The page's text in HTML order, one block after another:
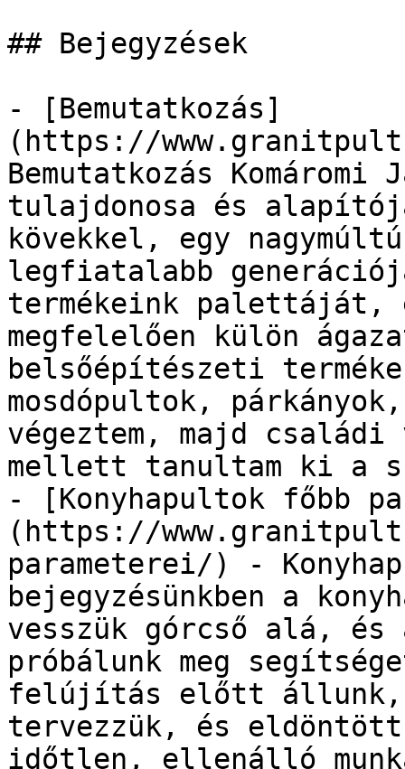
## Bejegyzések
- [Bemutatkozás]
(https://
Bemutatkozás Komáromi
tulajdonosa és
kövekkel, egy
legfiatalabb
termékeink palettáját,
megfelelően külön
belsőépítészeti
mosdópultok,
végeztem, majd családi
mellett tanultam ki a
- [Konyhapultok főbb
(https://
parameterei/) -
bejegyzésünkben a
vesszük górcső alá, és
próbálunk meg
felújítás előtt állunk,
tervezzük, és
időtlen, ellenálló